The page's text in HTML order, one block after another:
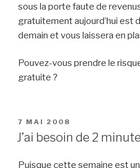
sous la porte faute de
gratuitement aujourd’hui est
demain et vous laissera en
Pouvez-vous prendre le
gratuite ?
PUBLIÉ
LE
7 MAI 2008
J’ai besoin de 2
Puisque cette semaine est